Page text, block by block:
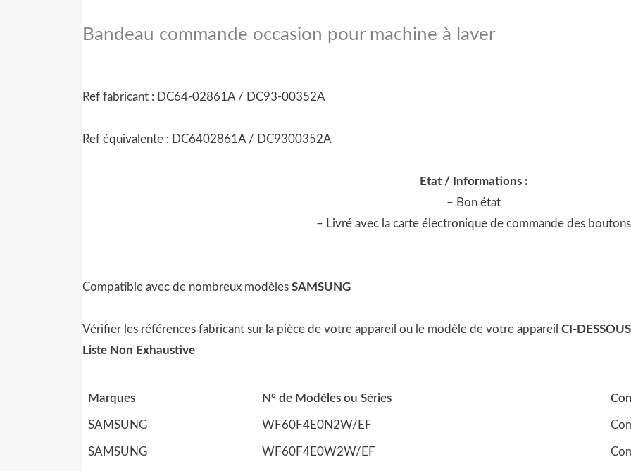
Bandeau commande occasion pour machine à laver
Ref fabricant : DC64-02861A / DC93-00352A
Ref équivalente : DC6402861A / DC9300352A
Etat / Informations :
– Bon état
– Livré avec la carte électronique de commande des boutons
Compatible avec de nombreux modèles SAMSUNG
Vérifier les références fabricant sur la pièce de votre appareil ou le modèle de votre appareil CI-DESSOUS
Liste Non Exhaustive
Marques N° de Modéles ou Séries
SAMSUNG WF60F4E0N2W/EF
SAMSUNG WF60F4E0W2W/EF